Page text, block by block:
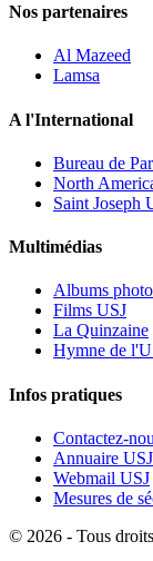
Nos partenaires
Al Mazeed
Lamsa
A l'International
Bureau de
North
Saint Joseph
Multimédias
Albums
Films USJ
La Quinzaine
Hymne de
Infos pratiques
Contactez-
Annuaire USJ
Webmail USJ
Mesures de
© 2026 - Tous